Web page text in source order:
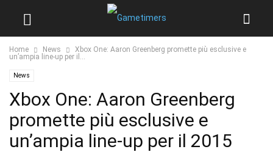
Home News
Xbox One: Aaron Greenberg promette più esclusive e
un’ampia line-up per il...
News
Xbox One: Aaron Greenberg
promette più esclusive e
un’ampia line-up per il 2015